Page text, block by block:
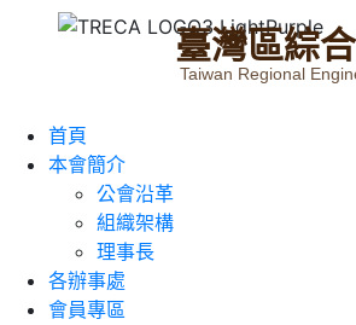
臺灣區綜合
Taiwan Regional
首頁
本會簡介
公會沿革
組織架構
理事長
各辦事處
會員專區